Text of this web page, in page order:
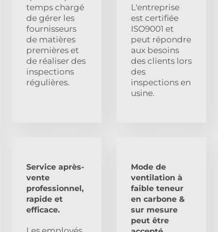
temps chargé
de gérer les
fournisseurs
de matières
premières et
de réaliser des
inspections
régulières.
L'entreprise
est certifiée
ISO9001 et
peut répondre
aux besoins
des clients lors
des
inspections en
usine.
Service après-
vente
professionnel,
rapide et
efficace.
Mode de
ventilation à
faible teneur
en carbone &
sur mesure
peut être